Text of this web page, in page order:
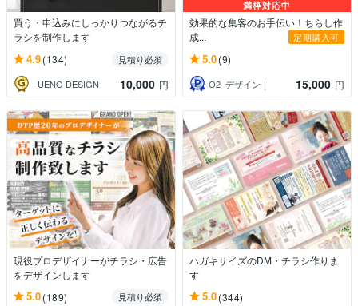
買う・申込みにしっかりつながるチ
ラシを制作します
4.9(134)
見積り必須
_UENO DESIGN
10,000 円
満枠対応中
効果的な集客のお手伝い！ちらし作
成...
定期購入可
5.0(9)
O2_デザイン｜ 15,000 円
現役プロデザイナーがチラシ・広告
をデザインします
5.0(189)
見積り必須
ハガキサイズのDM・チラシ作りま
す
5.0(344)